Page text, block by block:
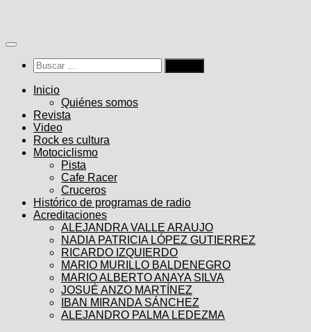
contenido
Buscar:
Inicio
Quiénes somos
Revista
Video
Rock es cultura
Motociclismo
Pista
Cafe Racer
Cruceros
Histórico de programas de radio
Acreditaciones
ALEJANDRA VALLE ARAUJO
NADIA PATRICIA LÓPEZ GUTIERREZ
RICARDO IZQUIERDO
MARIO MURILLO BALDENEGRO
MARIO ALBERTO ANAYA SILVA
JOSUÉ ANZO MARTÍNEZ
IBAN MIRANDA SÁNCHEZ
ALEJANDRO PALMA LEDEZMA